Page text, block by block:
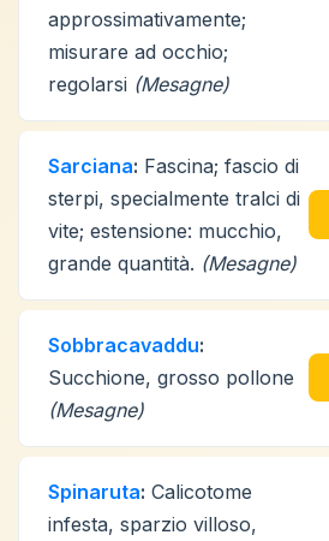
approssimativamente;
misurare ad occhio;
regolarsi (Mesagne)
Sarciana: Fascina; fascio di
sterpi, specialmente tralci di
vite; estensione: mucchio,
grande quantità. (Mesagne)
Sobbracavaddu:
Succhione, grosso pollone
(Mesagne)
Spinaruta: Calicotome
infesta, sparzio villoso,